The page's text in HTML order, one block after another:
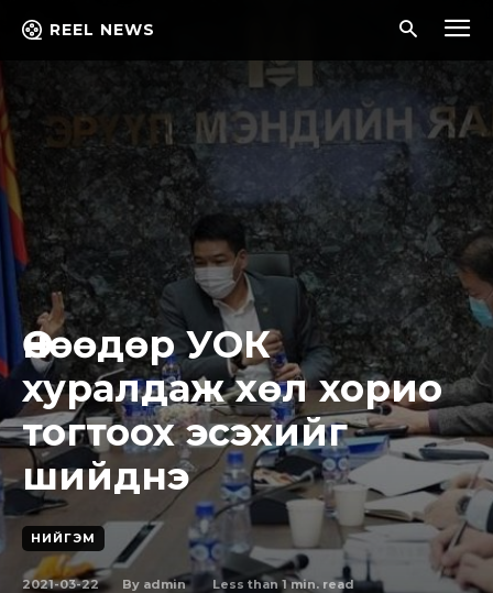
REEL NEWS
Өнөөдөр УОК
хуралдаж хөл хорио
тогтоох эсэхийг
шийднэ
НИЙГЭМ
2021-03-22 By admin Less than 1min. read